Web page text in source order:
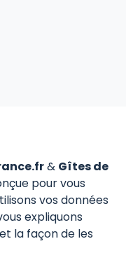
& Gîtes de
pour vous
vos données
expliquons
la façon de les